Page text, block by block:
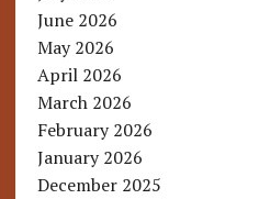
June 2026
May 2026
April 2026
March 2026
February 2026
January 2026
December 2025